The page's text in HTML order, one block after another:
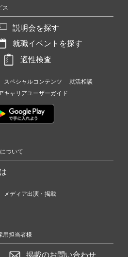
ス
説明会を探す
就職イベントを探す
適性検査
スペシャルコンテンツ
就活相談
キャリアユーザーガイド
ついて
メディア出演・掲載
用担当者様
掲載のお問い合わせ